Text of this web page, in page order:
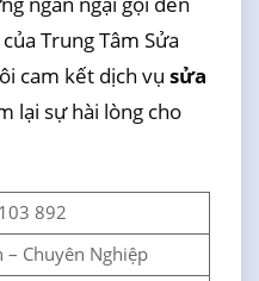
Trung Tâm Sửa
cam kết dịch vụ sửa
lại sự hài lòng cho
892
– Chuyên Nghiệp